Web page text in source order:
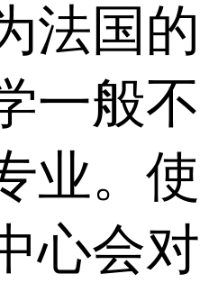
法国的
一般不
业。使
心会对